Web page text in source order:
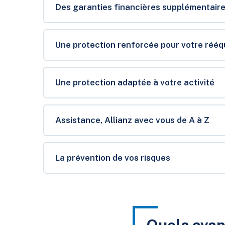
Des garanties financières
Une protection renforcée pour votre
Une protection adaptée à votre activité
Assistance, Allianz avec vous de A à Z
La prévention de vos risques